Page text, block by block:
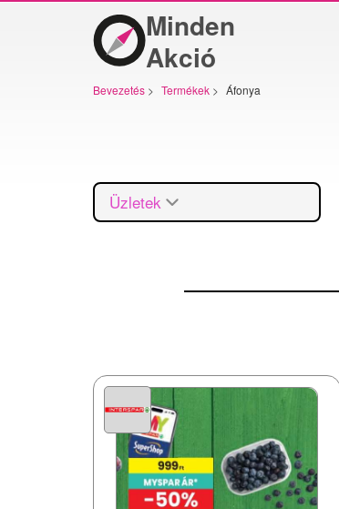
Minden
Akció
Bevezetés > Termékek > Áfonya
Üzletek